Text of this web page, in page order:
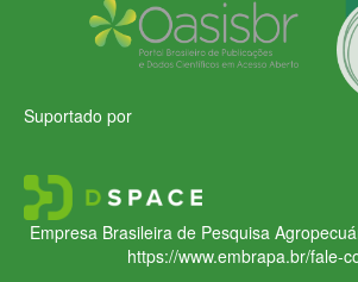
Suportado por
Empresa Brasileira de Pesquisa
https://www.embrapa.br/fale-